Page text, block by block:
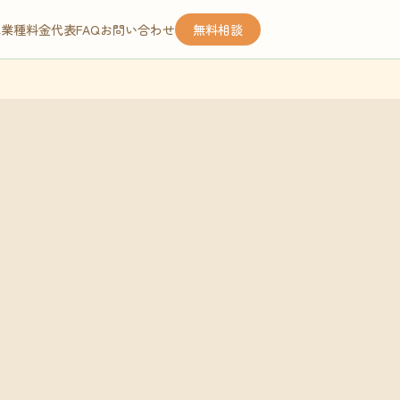
種料金代表FAQお問い合わせ 無料相談